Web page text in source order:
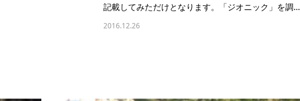
記載してみただけとなります。「ジオニック」を調…
2016.12.26